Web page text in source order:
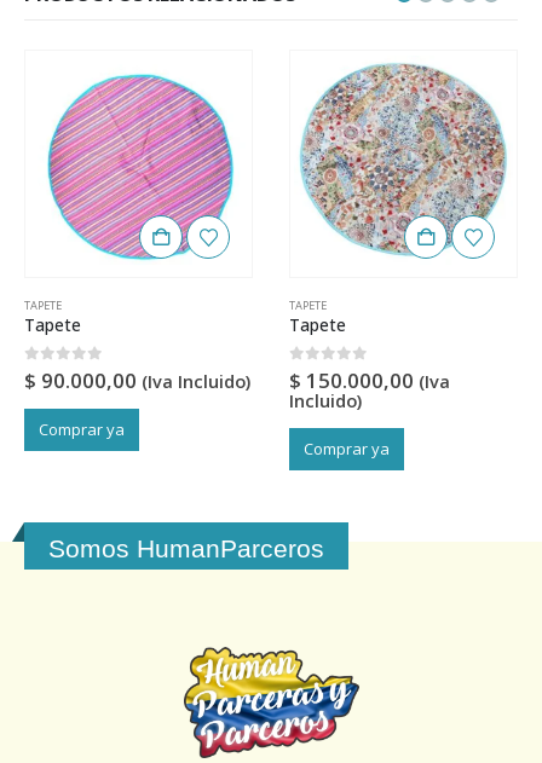
TAPETE
Tapete
0 out of 5
$ 90.000,00 (Iva Incluido)
Comprar ya
TAPETE
Tapete
0 out of 5
$ 150.000,00 (Iva
Incluido)
Comprar ya
Somos HumanParceros